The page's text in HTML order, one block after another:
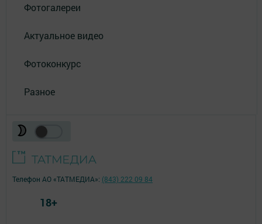
Фотогалереи
Актуальное видео
Фотоконкурс
Разное
Телефон АО «ТАТМЕДИА»: (843) 222 09 84
18+